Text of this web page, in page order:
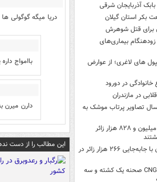
بابک آذربایجان شرقی
بکر استان گیلان
برای قتل شوهرش
بیماری‌های
های لاغری؛ از عوارض
خانوادگی در دورود
در مازندران
تصاویر پرتاب موشک به
پورجمشیدیان: ۲ میلیون و ۸۲۸ هزار زائر
رکوردشکنی مهران با جابه‌جایی ۲۶۶ هزار زائر در
انفجار در جایگاه CNG صحنه یک کشته و سه
دریا میگه گوگولی
باامواج
دارن میرن
این مطالب را از دست